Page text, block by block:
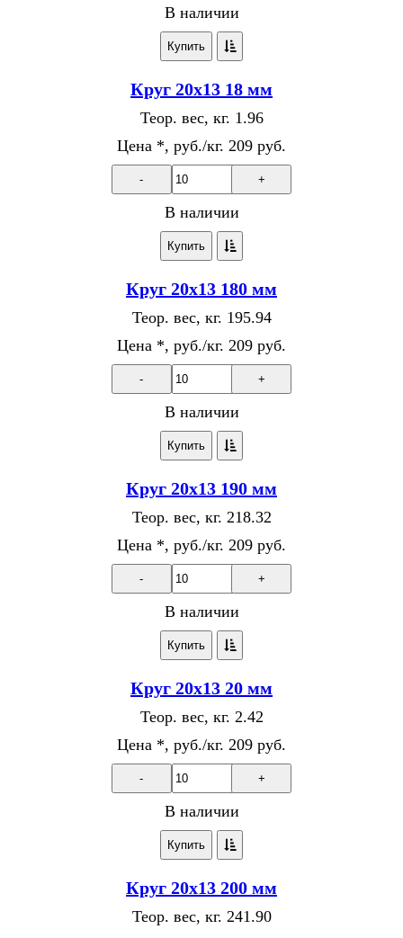
В наличии
Купить
Круг 20х13 18 мм
Теор. вес, кг. 1.96
Цена *, руб./кг. 209 руб.
- +
В наличии
Купить
Круг 20х13 180 мм
Теор. вес, кг. 195.94
Цена *, руб./кг. 209 руб.
- +
В наличии
Купить
Круг 20х13 190 мм
Теор. вес, кг. 218.32
Цена *, руб./кг. 209 руб.
- +
В наличии
Купить
Круг 20х13 20 мм
Теор. вес, кг. 2.42
Цена *, руб./кг. 209 руб.
- +
В наличии
Купить
Круг 20х13 200 мм
Теор. вес, кг. 241.90